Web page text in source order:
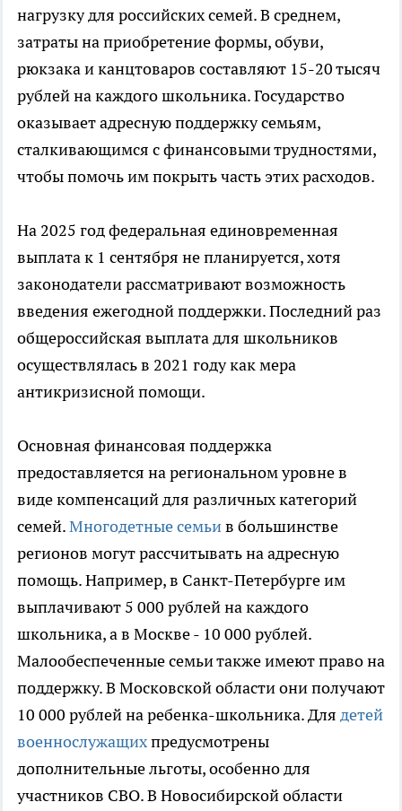
нагрузку для российских семей. В среднем,
затраты на приобретение формы, обуви,
рюкзака и канцтоваров составляют 15-20 тысяч
рублей на каждого школьника. Государство
оказывает адресную поддержку семьям,
сталкивающимся с финансовыми трудностями,
чтобы помочь им покрыть часть этих расходов.
На 2025 год федеральная единовременная
выплата к 1 сентября не планируется, хотя
законодатели рассматривают возможность
введения ежегодной поддержки. Последний раз
общероссийская выплата для школьников
осуществлялась в 2021 году как мера
антикризисной помощи.
Основная финансовая поддержка
предоставляется на региональном уровне в
виде компенсаций для различных категорий
семей.Многодетные семьив большинстве
регионов могут рассчитывать на адресную
помощь. Например, в Санкт-Петербурге им
выплачивают 5 000 рублей на каждого
школьника, а в Москве - 10 000 рублей.
Малообеспеченные семьи также имеют право на
поддержку. В Московской области они получают
10 000 рублей на ребенка-школьника. Для детей
военнослужащихпредусмотрены
дополнительные льготы, особенно для
участников СВО. В Новосибирской области